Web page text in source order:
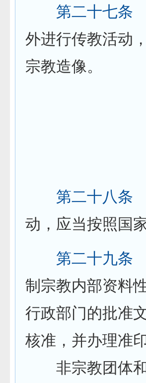
第二十七条
外进行传教活动
宗教造像。
第二十八条
动，应当按照国
第二十九条
制宗教内部资料
行政部门的批准
核准，并办理准
非宗教团体和